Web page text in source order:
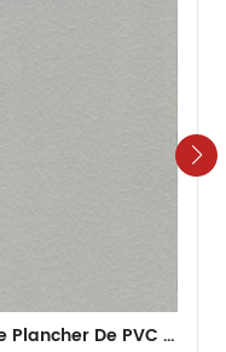
Tapis De Badminton Portatif De Plancher De PVC De Sports Durables De 4.5mm